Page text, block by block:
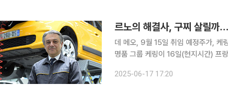
르노의 해결사, 구찌 살릴까
데 메오, 9월 15일 취임 예정주가, 케링 12%↑ vs 르노
명품 그룹 케링이 16일(현지시간) 프
음달 15일까지 근무하고, 9월 15일 취
2025-06-17 17:20